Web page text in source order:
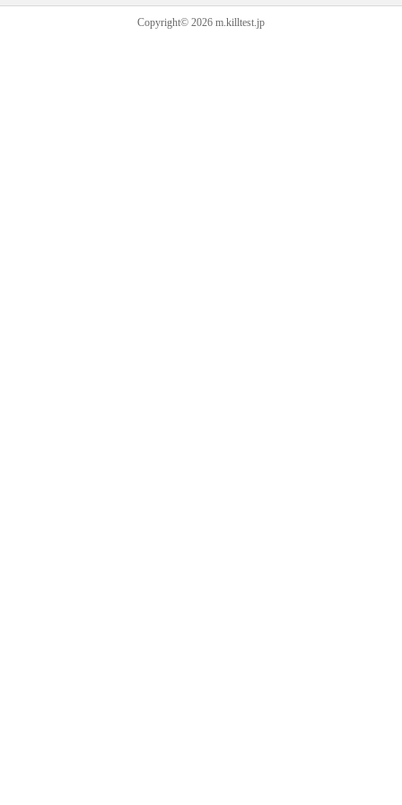
Copyright© 2026 m.killtest.jp